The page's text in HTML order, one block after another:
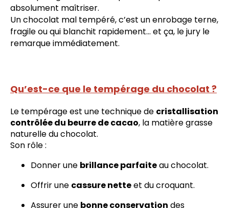
absolument maîtriser.
Un chocolat mal tempéré, c’est un enrobage terne,
fragile ou qui blanchit rapidement… et ça, le jury le
remarque immédiatement.
Qu’est-ce que le tempérage du chocolat ?
Le tempérage est une technique de cristallisation
contrôlée du beurre de cacao, la matière grasse
naturelle du chocolat.
Son rôle :
Donner une brillance parfaiteau chocolat.
Offrir une cassure netteet du croquant.
Assurer une bonne conservation des